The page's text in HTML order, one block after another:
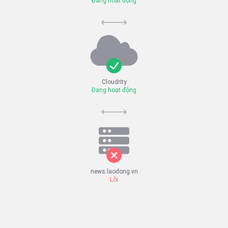
Cloudrity
Đang hoạt động
news.laodong.vn
Lỗi